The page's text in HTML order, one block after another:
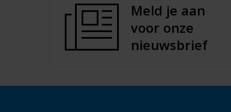
Meld je aan
voor onze
nieuwsbrief